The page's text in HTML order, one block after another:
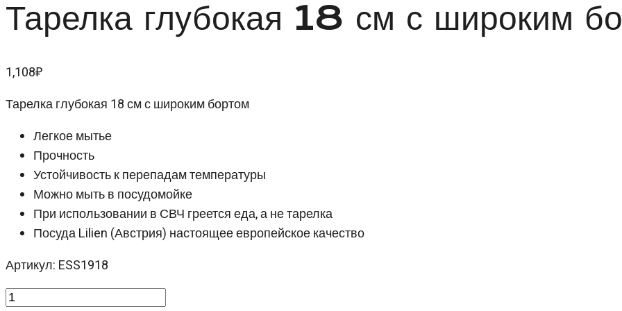
Тарелка глубокая 18 см с широким
1,108₽
Тарелка глубокая 18 см с широким бортом
Легкое мытье
Прочность
Устойчивость к перепадам температуры
Можно мыть в посудомойке
При использовании в СВЧ греется еда, а не тарелка
Посуда Lilien (Австрия) настоящее европейское качество
Артикул: ESS1918
Количество